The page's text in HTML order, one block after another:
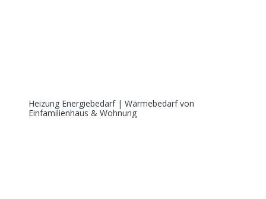
Heizung Energiebedarf | Wärmebedarf von
Einfamilienhaus & Wohnung